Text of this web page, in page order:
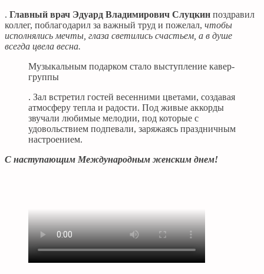
. Главный врач Эдуард Владимирович Слуцкин поздравил
коллег, поблагодарил за важный труд и пожелал, чтобы
исполнялись мечты, глаза светились счастьем, а в душе
всегда цвела весна.
Музыкальным подарком стало выступление кавер-
группы
. Зал встретил гостей весенними цветами, создавая
атмосферу тепла и радости. Под живые аккорды
звучали любимые мелодии, под которые с
удовольствием подпевали, заряжаясь праздничным
настроением.
С наступающим Международным женским днем!